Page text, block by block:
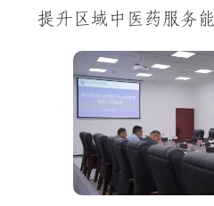
提升区域中医药服务能